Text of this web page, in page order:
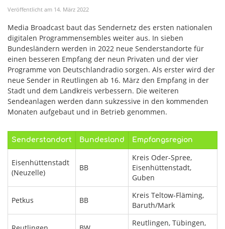
Veröffentlicht am 14. März 2022
Media Broadcast baut das Sendernetz des ersten nationalen
digitalen Programmensembles weiter aus. In sieben
Bundesländern werden in 2022 neue Senderstandorte für
einen besseren Empfang der neun Privaten und der vier
Programme von Deutschlandradio sorgen. Als erster wird der
neue Sender in Reutlingen ab 16. März den Empfang in der
Stadt und dem Landkreis verbessern. Die weiteren
Sendeanlagen werden dann sukzessive in den kommenden
Monaten aufgebaut und in Betrieb genommen.
Senderstandort Bundesland Empfangsregion
Eisenhüttenstadt
(Neuzelle)
BB
Kreis Oder-Spree,
Eisenhüttenstadt,
Guben
Petkus BB
Kreis Teltow-Fläming,
Baruth/Mark
Reutlingen, Tübingen,